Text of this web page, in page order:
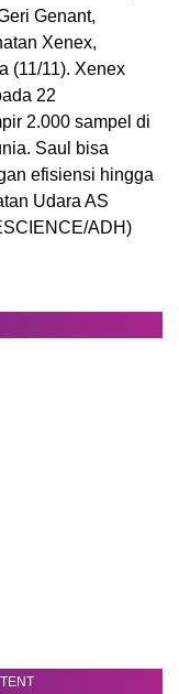
Genant,
Xenex,
(11/11). Xenex
22
2.000 sampel di
Saul bisa
efisiensi hingga
Udara AS
ADH)